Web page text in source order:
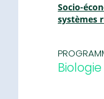
Socio-
systèmes